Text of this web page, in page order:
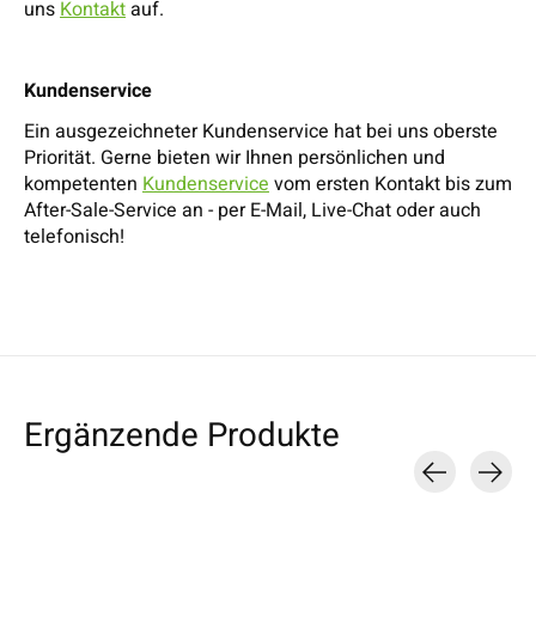
unsKontaktauf.
Kundenservice
Ein ausgezeichneter Kundenservice hat bei uns oberste
Priorität. Gerne bieten wir Ihnen persönlichen und
kompetenten Kundenservicevom ersten Kontakt bis zum
After-Sale-Service an - per E-Mail, Live-Chat oder auch
telefonisch!
Ergänzende Produkte